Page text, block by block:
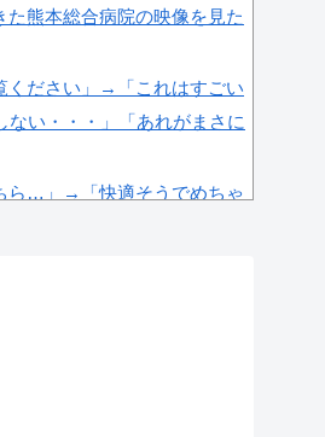
熊本総合病院の映像を見た
ください」→「これはすごい
い・・・」「あれがまさに
ら…」→「快適そうでめちゃ
い訳がこちら…」→「もはや